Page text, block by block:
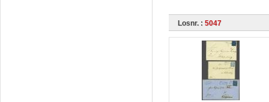
Losnr. : 5047